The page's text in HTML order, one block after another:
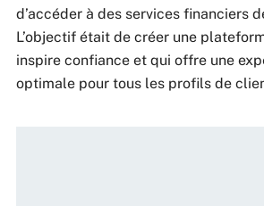
d’accéder à des services financiers
L’objectif était de créer une
inspire confiance et qui offre une
optimale pour tous les profils de